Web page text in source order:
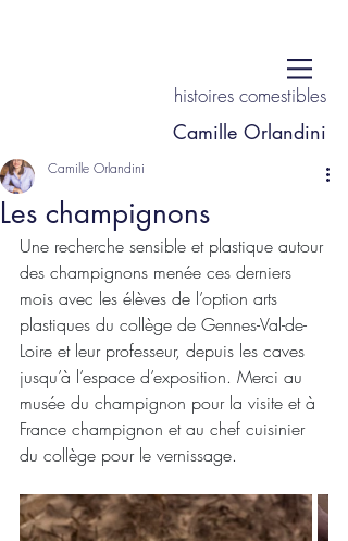
histoires comestibles
Camille Orlandini
Les champignons
Camille Orlandini
Une recherche sensible et plastique autour
des champignons menée ces derniers
mois avec les élèves de l’option arts
plastiques du collège de Gennes-Val-de-
Loire et leur professeur, depuis les caves
jusqu’à l’espace d’exposition. Merci au
musée du champignon pour la visite et à
France champignon et au chef cuisinier
du collège pour le vernissage.